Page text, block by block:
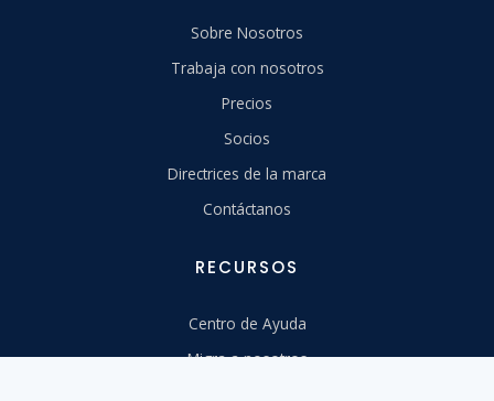
Sobre Nosotros
Trabaja con nosotros
Precios
Socios
Directrices de la marca
Contáctanos
RECURSOS
Centro de Ayuda
Migra a nosotros